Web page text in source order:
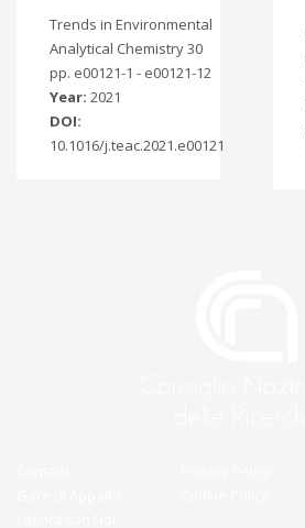
Trends in Environmental
Analytical Chemistry 30
pp. e00121-1 - e00121-12
Year: 2021
DOI:
10.1016/j.teac.2021.e00121